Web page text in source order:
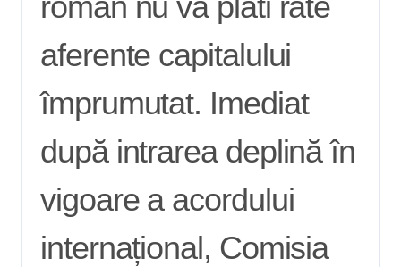
aferente capitalului
împrumutat. Imediat
după intrarea deplină în
vigoare a acordului
internațional, Comisia